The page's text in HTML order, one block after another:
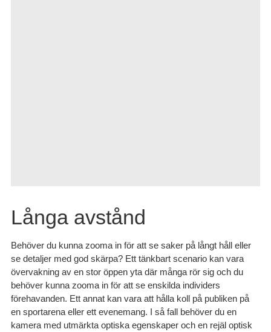
Långa avstånd
Behöver du kunna zooma in för att se saker på långt håll eller
se detaljer med god skärpa? Ett tänkbart scenario kan vara
övervakning av en stor öppen yta där många rör sig och du
behöver kunna zooma in för att se enskilda individers
förehavanden. Ett annat kan vara att hålla koll på publiken på
en sportarena eller ett evenemang. I så fall behöver du en
kamera med utmärkta optiska egenskaper och en rejäl optisk